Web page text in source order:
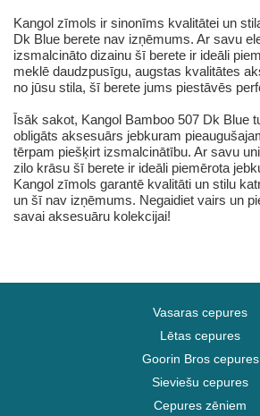
Kangol zīmols ir sinonīms kvalitātei un
Dk Blue berete nav izņēmums. Ar savu
izsmalcināto dizainu šī berete ir ideāli
meklē daudzpusīgu, augstas kvalitātes
no jūsu stila, šī berete jums piestāvēs
Īsāk sakot, Kangol Bamboo 507 Dk Blue
obligāts aksesuārs jebkuram
tērpam piešķirt izsmalcinātību. Ar savu
zilo krāsu šī berete ir ideāli piemērota
Kangol zīmols garantē kvalitāti un stilu
un šī nav izņēmums. Negaidiet vairs un
savai aksesuāru kolekcijai!
Vasaras cepures
Lētas cepures
Goorin Bros cepures
Sieviešu cepures
Cepures zēniem